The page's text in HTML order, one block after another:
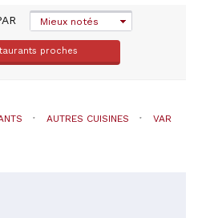
Mieux notés
proches
AUTRES CUISINES VAR